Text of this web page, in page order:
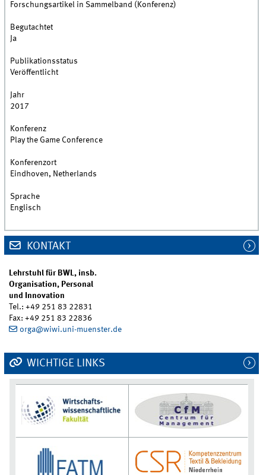
Forschungsartikel in Sammelband (Konferenz)
Begutachtet
Ja
Publikationsstatus
Veröffentlicht
Jahr
2017
Konferenz
Play the Game Conference
Konferenzort
Eindhoven, Netherlands
Sprache
Englisch
KONTAKT
Lehrstuhl für BWL, insb.
Organisation, Personal
und Innovation
Tel.: +49 251 83 22831
Fax: +49 251 83 22836
orga@wiwi.uni-muenster.de
WICHTIGE LINKS